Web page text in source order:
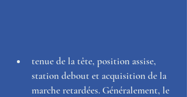
tenue de la tête, position assise,
station debout et acquisition de la
marche retardées. Généralement, le